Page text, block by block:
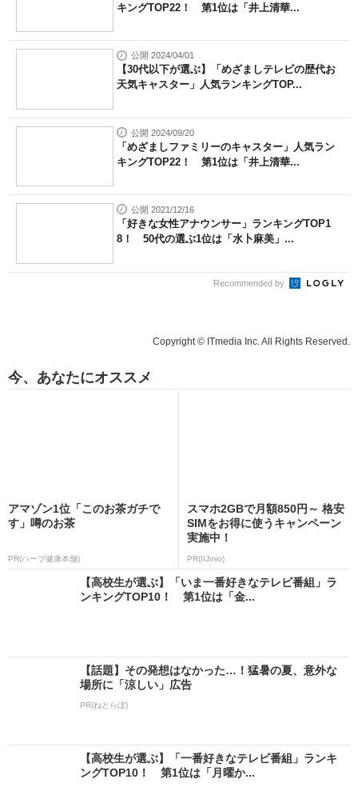
キングTOP22！ 第1位は「井上清華...
公開 2024/04/01
【30代以下が選ぶ】「めざましテレビの歴代お
天気キャスター」人気ランキングTOP...
公開 2024/09/20
「めざましファミリーのキャスター」人気ラン
キングTOP22！ 第1位は「井上清華...
公開 2021/12/16
「好きな女性アナウンサー」ランキングTOP1
8！ 50代の選ぶ1位は「水卜麻美」...
Recommended by
Copyright © ITmedia Inc. All Rights Reserved.
今、あなたにオススメ
アマゾン1位「このお茶ガチで
す」噂のお茶
PR(ハーブ健康本舗)
スマホ2GBで月額850円～ 格安
SIMをお得に使うキャンペーン
実施中！
PR(IIJmio)
【高校生が選ぶ】「いま一番好きなテレビ番組」ラ
ンキングTOP10！ 第1位は「金...
【話題】その発想はなかった…！猛暑の夏、意外な
場所に「涼しい」広告
PR(ねとらぼ)
【高校生が選ぶ】「一番好きなテレビ番組」ランキ
ングTOP10！ 第1位は「月曜か...